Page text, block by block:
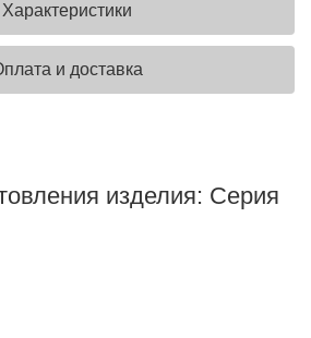
Характеристики
и доставка
изделия: Серия